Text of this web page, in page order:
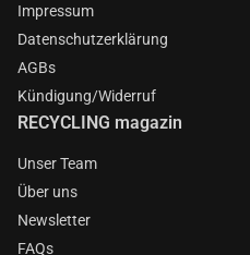
Impressum
Datenschutzerklärung
AGBs
Kündigung/Widerruf
RECYCLING magazin
Unser Team
Über uns
Newsletter
FAQs